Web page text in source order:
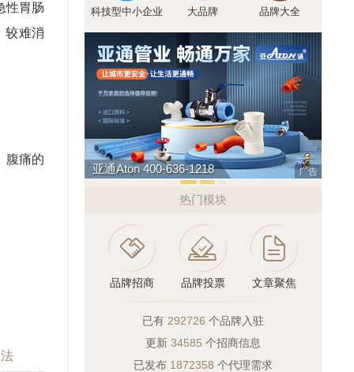
性胃肠
较难消
腹痛的
科技型中小企业 大品牌 品牌大全
亚通Aton 400-636-1218 广告
热门模块
品牌招商 品牌投票 文章聚焦
已有 292726 个品牌入驻
更新 34585 个招商信息
已发布 1872358 个代理需求